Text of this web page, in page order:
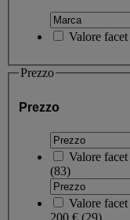
Valore facet
Prezzo
Prezzo
Valore facet
(83)
Valore facet
200 € (29)